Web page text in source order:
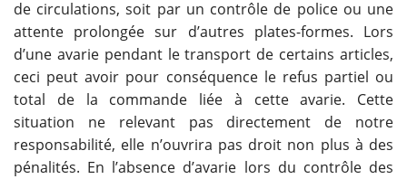
de circulations, soit par un contrôle de police ou une
attente prolongée sur d’autres plates-formes. Lors
d’une avarie pendant le transport de certains articles,
ceci peut avoir pour conséquence le refus partiel ou
total de la commande liée à cette avarie. Cette
situation ne relevant pas directement de notre
responsabilité, elle n’ouvrira pas droit non plus à des
pénalités. En l’absence d’avarie lors du contrôle des